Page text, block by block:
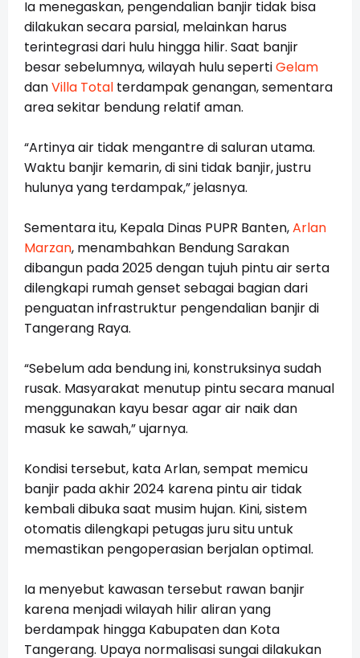
Ia menegaskan, pengendalian banjir tidak bisa
dilakukan secara parsial, melainkan harus
terintegrasi dari hulu hingga hilir. Saat banjir
besar sebelumnya, wilayah hulu sepertiGelam
danVilla Total terdampak genangan, sementara
area sekitar bendung relatif aman.
“Artinya air tidak mengantre di saluran utama.
Waktu banjir kemarin, di sini tidak banjir, justru
hulunya yang terdampak,” jelasnya.
Sementara itu, Kepala Dinas PUPR Banten,Arlan
Marzan, menambahkan Bendung Sarakan
dibangun pada 2025 dengan tujuh pintu air serta
dilengkapi rumah genset sebagai bagian dari
penguatan infrastruktur pengendalian banjir di
Tangerang Raya.
“Sebelum ada bendung ini, konstruksinya sudah
rusak. Masyarakat menutup pintu secara manual
menggunakan kayu besar agar air naik dan
masuk ke sawah,” ujarnya.
Kondisi tersebut, kata Arlan, sempat memicu
banjir pada akhir 2024 karena pintu air tidak
kembali dibuka saat musim hujan. Kini, sistem
otomatis dilengkapi petugas juru situ untuk
memastikan pengoperasian berjalan optimal.
Ia menyebut kawasan tersebut rawan banjir
karena menjadi wilayah hilir aliran yang
berdampak hingga Kabupaten dan Kota
Tangerang. Upaya normalisasi sungai dilakukan